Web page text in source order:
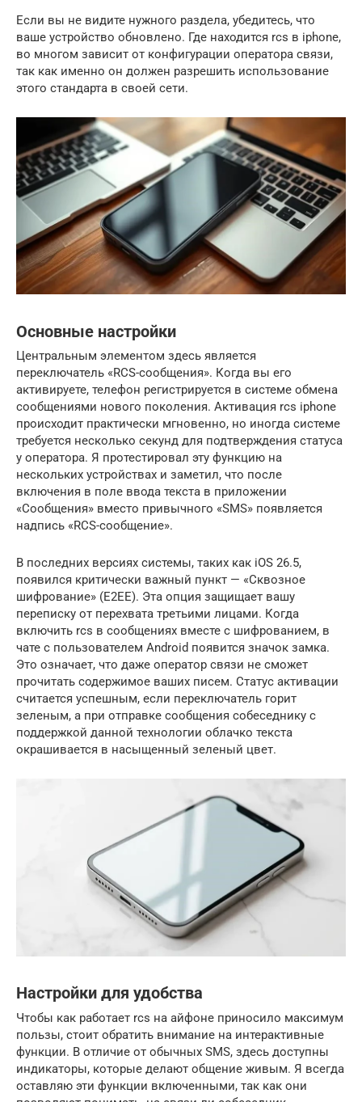
Если вы не видите нужного раздела, убедитесь, что
ваше устройство обновлено. Где находится rcs в iphone,
во многом зависит от конфигурации оператора связи,
так как именно он должен разрешить использование
этого стандарта в своей сети.
Основные настройки
Центральным элементом здесь является
переключатель «RCS-сообщения». Когда вы его
активируете, телефон регистрируется в системе обмена
сообщениями нового поколения. Активация rcs iphone
происходит практически мгновенно, но иногда системе
требуется несколько секунд для подтверждения статуса
у оператора. Я протестировал эту функцию на
нескольких устройствах и заметил, что после
включения в поле ввода текста в приложении
«Сообщения» вместо привычного «SMS» появляется
надпись «RCS-сообщение».
В последних версиях системы, таких как iOS 26.5,
появился критически важный пункт — «Сквозное
шифрование» (E2EE). Эта опция защищает вашу
переписку от перехвата третьими лицами. Когда
включить rcs в сообщениях вместе с шифрованием, в
чате с пользователем Android появится значок замка.
Это означает, что даже оператор связи не сможет
прочитать содержимое ваших писем. Статус активации
считается успешным, если переключатель горит
зеленым, а при отправке сообщения собеседнику с
поддержкой данной технологии облачко текста
окрашивается в насыщенный зеленый цвет.
Настройки для удобства
Чтобы как работает rcs на айфоне приносило максимум
пользы, стоит обратить внимание на интерактивные
функции. В отличие от обычных SMS, здесь доступны
индикаторы, которые делают общение живым. Я всегда
оставляю эти функции включенными, так как они